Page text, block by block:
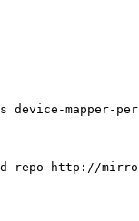
device-mapper-
repo http://